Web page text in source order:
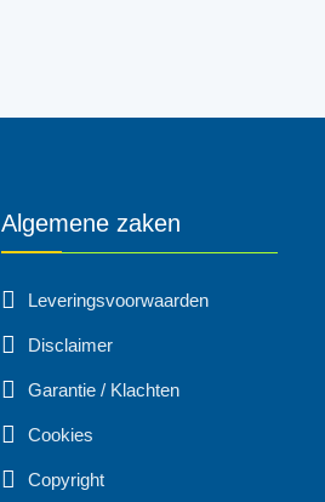
Algemene zaken
Leveringsvoorwaarden
Disclaimer
Garantie / Klachten
Cookies
Copyright